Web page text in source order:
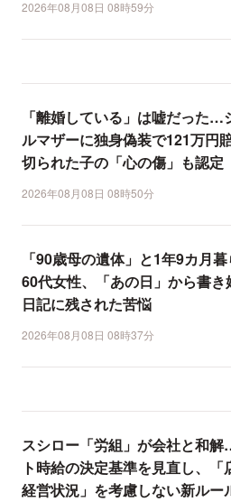
2026年08月08日 08時59分
「離婚している」は嘘だった…
ルマザーに独身偽装で121万円
切られた子の「心の傷」も認定
2026年08月08日 08時50分
「90歳母の遺体」と1年9カ月
60代女性、「あの日」から書き
日記に残された苦悩
2026年08月08日 08時37分
スシロー「労組」が会社と和
ト時給の決定基準を見直し、「
経営状況」を考慮しない新ルー